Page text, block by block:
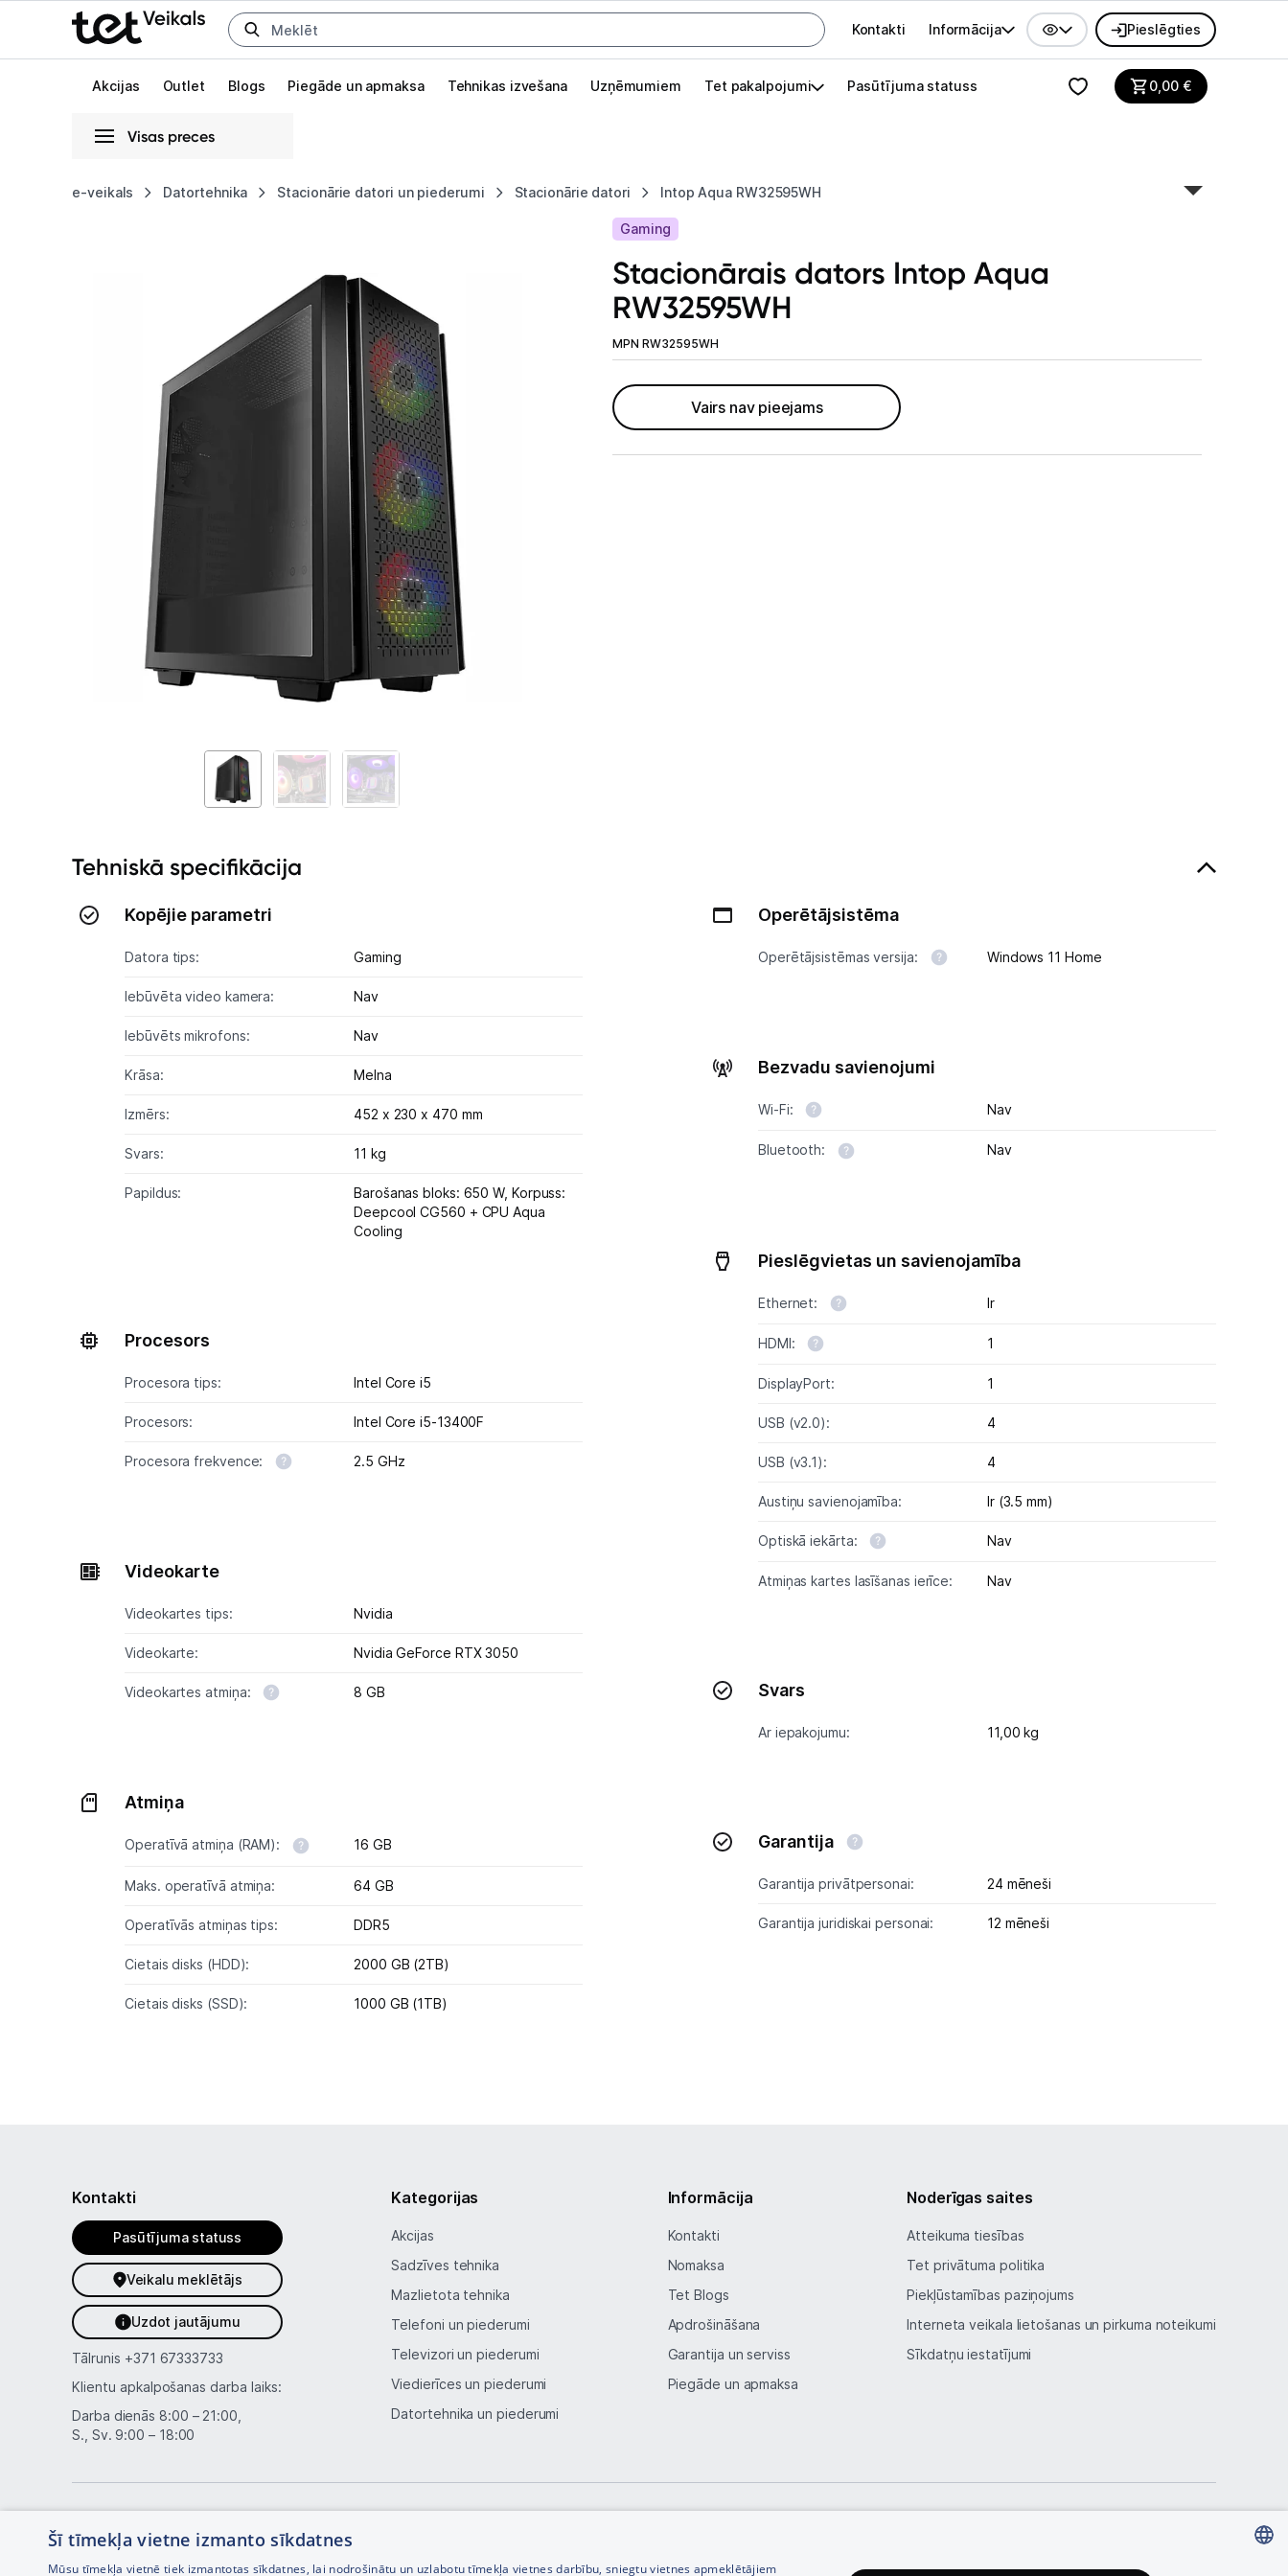
Uz kategorijam Uz galveno saturu
Galvenes izvēlne
Kontakti Informācija Pieslēgties
Akcijas Outlet Blogs Piegāde un apmaksa Tehnikas izvešana Uzņēmumiem Tet pakalpojumi Pasūtījuma statuss 0,00€
Visas preces
e-veikals Datortehnika Stacionārie datori un piederumi Stacionārie datori Intop Aqua RW32595WH
Pieslēgties
Izvēlies kāroto ierīci izdevīgāk!
Telefoni, planšetdatori
Tehnikas izvešana
Globāls iestatījums animāciju aktivizēšanai vai deaktivizēšanai visā lapā.
RW32595WH
Gaming
Stacionārais dators Intop Aqua
RW32595WH
MPN RW32595WH
Vairs nav pieejams
Tehniskā specifikācija
Kopējie parametri
Datora tips: Gaming
Iebūvēta video kamera: Nav
Iebūvēts mikrofons: Nav
Krāsa: Melna
Izmērs: 452 x 230 x 470 mm
Svars: 11 kg
Papildus:
Barošanas bloks: 650 W, Korpuss:
Deepcool CG560 + CPU Aqua
Cooling
Procesors
Procesora tips: Intel Core i5
Procesors: Intel Core i5-13400F
Procesora frekvence: 2.5 GHz
Videokarte
Videokartes tips: Nvidia
Videokarte: Nvidia GeForce RTX 3050
Videokartes atmiņa: 8 GB
Atmiņa
Operatīvā atmiņa (RAM): 16 GB
Maks. operatīvā atmiņa: 64 GB
Operatīvās atmiņas tips: DDR5
Cietais disks (HDD): 2000 GB (2ТB)
Cietais disks (SSD): 1000 GB (1TB)
Operētājsistēma
Operētājsistēmas versija: Windows 11 Home
Bezvadu savienojumi
Wi-Fi: Nav
Bluetooth: Nav
Pieslēgvietas un savienojamība
Ethernet: Ir
HDMI: 1
DisplayPort: 1
USB (v2.0): 4
USB (v3.1): 4
Austiņu savienojamība: Ir (3.5 mm)
Optiskā iekārta: Nav
Atmiņas kartes lasīšanas ierīce: Nav
Svars
Ar iepakojumu: 11,00 kg
Garantija
Garantija privātpersonai: 24 mēneši
Garantija juridiskai personai: 12 mēneši
Kontakti
Pasūtījuma statuss
Veikalu meklētājs
Uzdot jautājumu
Tālrunis +371 67333733
Klientu apkalpošanas darba laiks:
Darba dienās 8:00 – 21:00,
S., Sv. 9:00 – 18:00
Kategorijas
Akcijas
Sadzīves tehnika
Mazlietota tehnika
Telefoni un piederumi
Televizori un piederumi
Viedierīces un piederumi
Datortehnika un piederumi
Informācija
Kontakti
Nomaksa
Tet Blogs
Apdrošināšana
Garantija un serviss
Piegāde un apmaksa
Noderīgas saites
Atteikuma tiesības
Tet privātuma politika
Piekļūstamības paziņojums
Interneta veikala lietošanas un pirkuma noteikumi
Sīkdatņu iestatījumi
Šī tīmekļa vietne izmanto sīkdatnes
Mūsu tīmekļa vietnē tiek izmantotas sīkdatnes, lai nodrošinātu un uzlabotu tīmekļa vietnes darbību, sniegtu vietnes apmeklētājiem